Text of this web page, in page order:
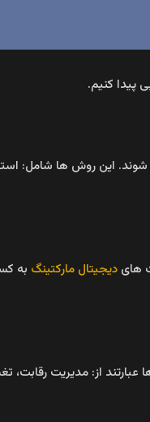
پیدا کنیم.
شوند. این روش‌ ها شامل:
های دیجیتال مارکتینگ به
از: مدیریت رقابت،